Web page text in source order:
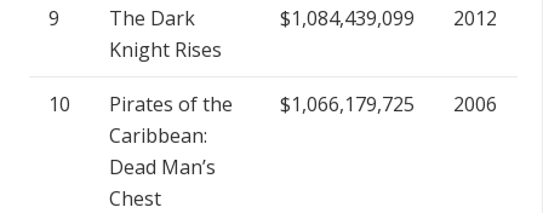
9
The Dark
Knight Rises
$1,084,439,099 2012
10
Pirates of the
Caribbean:
Dead Man’s
Chest
$1,066,179,725 2006